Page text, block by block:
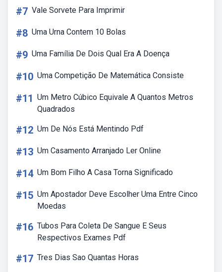
#7 Vale Sorvete Para Imprimir
#8 Uma Urna Contem 10 Bolas
#9 Uma Família De Dois Qual Era A Doença
#10 Uma Competição De Matemática Consiste
#11 Um Metro Cúbico Equivale A Quantos Metros
Quadrados
#12 Um De Nós Está Mentindo Pdf
#13 Um Casamento Arranjado Ler Online
#14 Um Bom Filho A Casa Torna Significado
#15 Um Apostador Deve Escolher Uma Entre Cinco
Moedas
#16 Tubos Para Coleta De Sangue E Seus
Respectivos Exames Pdf
#17 Tres Dias Sao Quantas Horas